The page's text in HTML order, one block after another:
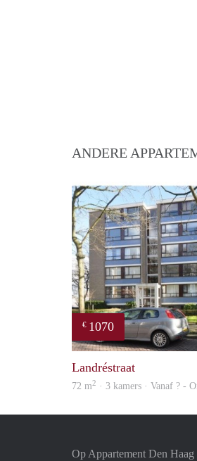
ANDERE
€ 1070
Landréstraat
72 m2 · 3 kamers · Vanaf ? -
Op Appartement Den